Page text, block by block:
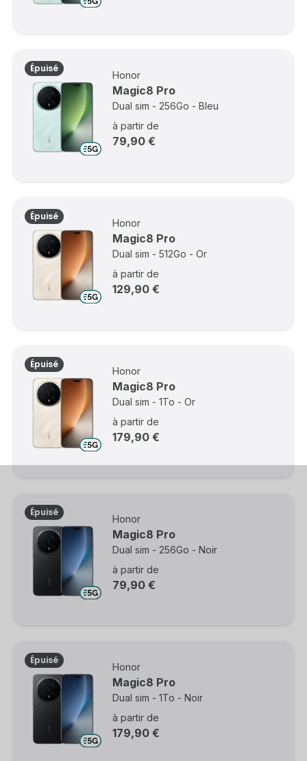
Épuisé
Honor
Magic8 Pro
Dual sim - 256Go - Bleu
à partir de
79,90 €
Épuisé
Honor
Magic8 Pro
Dual sim - 512Go - Or
à partir de
129,90 €
Épuisé
Honor
Magic8 Pro
Dual sim - 1To - Or
à partir de
179,90 €
Épuisé
Honor
Magic8 Pro
Dual sim - 256Go - Noir
à partir de
79,90 €
Épuisé
Honor
Magic8 Pro
Dual sim - 1To - Noir
à partir de
179,90 €